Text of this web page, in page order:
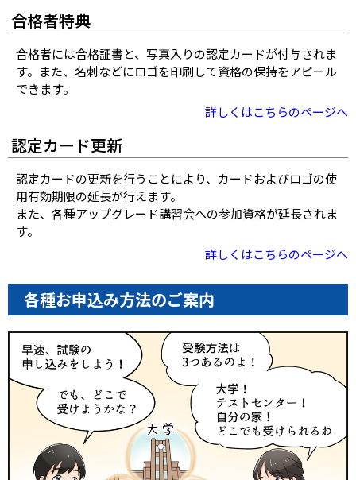
合格者特典
合格者には合格証書と、写真入りの認定カードが付与されま
す。また、名刺などにロゴを印刷して資格の保持をアピール
できます。
詳しくはこちらのページへ
認定カード更新
認定カードの更新を行うことにより、カードおよびロゴの使
用有効期限の延長が行えます。
また、各種アップグレード講習会への参加資格が延長されま
す。
詳しくはこちらのページへ
各種お申込み方法のご案内